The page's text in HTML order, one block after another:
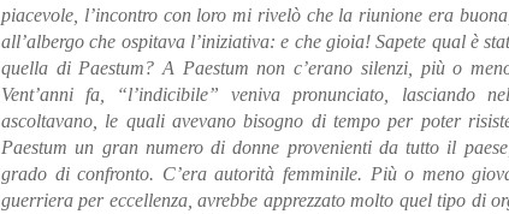
piacevole, l’incontro con loro mi rivelò che la riunione era
all’albergo che ospitava l’iniziativa: e che gioia! Sapete qual è
quella di Paestum? A Paestum non c’erano silenzi, più o
Vent’anni fa, “l’indicibile” veniva pronunciato, lasciando
ascoltavano, le quali avevano bisogno di tempo per poter
Paestum un gran numero di donne provenienti da tutto il
grado di confronto. C’era autorità femminile. Più o meno
guerriera per eccellenza, avrebbe apprezzato molto quel tipo di